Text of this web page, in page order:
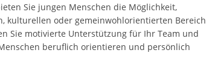
Sie jungen Menschen die Möglichkeit,
kulturellen oder gemeinwohlorientierten Bereich
Sie motivierte Unterstützung für Ihr Team und
beruflich orientieren und persönlich